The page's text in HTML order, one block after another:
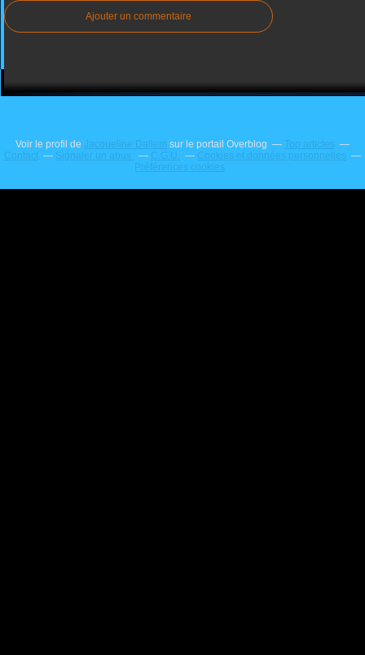
Ajouter un commentaire
Voir le profil de Jacqueline Dallem sur le portail Overblog
Top articles
Contact
Signaler un abus C.G.U.
Cookies et données personnelles
Préférences cookies